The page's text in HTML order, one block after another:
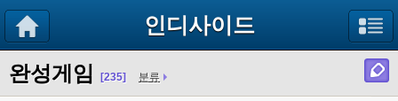
인디사이드
완성게임 [235] 분류